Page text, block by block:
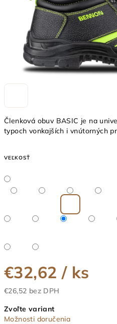
Členková obuv BASIC je na
typoch vonkajších i vnútorných
VEĽKOSŤ
€32,62 / ks
€26,52 bez DPH
cena:
Zvoľte variant
Možnosti doručenia